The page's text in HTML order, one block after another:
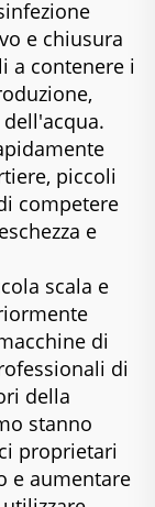
e chiusura
a contenere i
piccoli
competere
e
scala e
di
di
della
stanno
proprietari
e aumentare